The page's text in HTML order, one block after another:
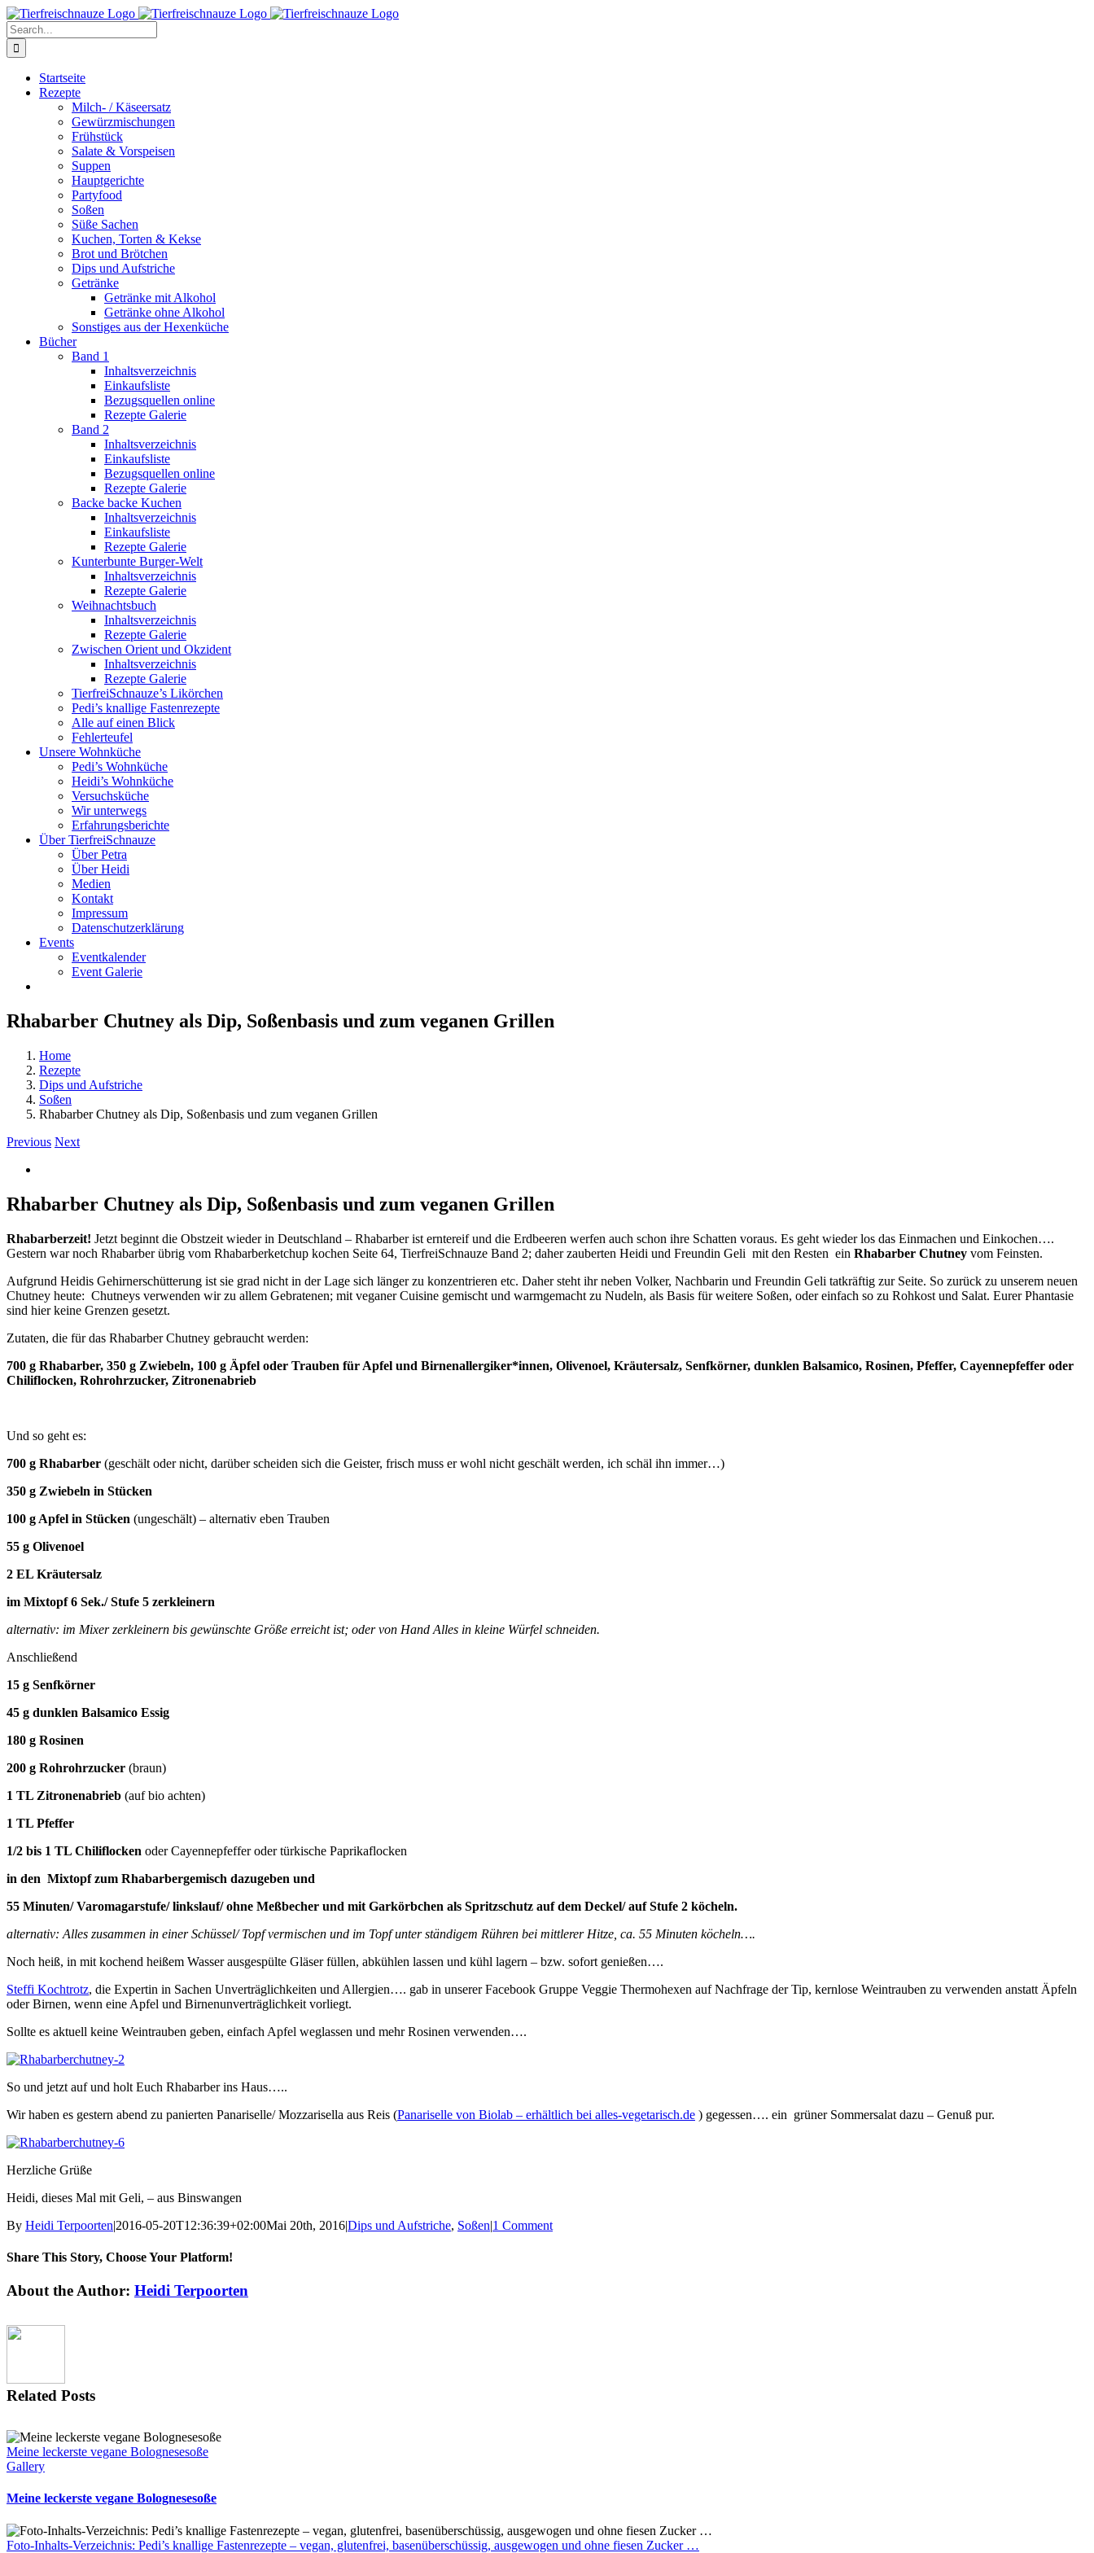
Skip
to
content
Facebook
YouTube
X
Pinterest
Instagram
Search
for:
Startseite
Rezepte
Milch- / Käseersatz
Gewürzmischungen
Frühstück
Salate & Vorspeisen
Suppen
Hauptgerichte
Partyfood
Soßen
Süße Sachen
Kuchen, Torten & Kekse
Brot und Brötchen
Dips und Aufstriche
Getränke
Getränke mit Alkohol
Getränke ohne Alkohol
Sonstiges aus der Hexenküche
Bücher
Band 1
Inhaltsverzeichnis
Einkaufsliste
Bezugsquellen online
Rezepte Galerie
Band 2
Inhaltsverzeichnis
Einkaufsliste
Bezugsquellen online
Rezepte Galerie
Backe backe Kuchen
Inhaltsverzeichnis
Einkaufsliste
Rezepte Galerie
Kunterbunte Burger-Welt
Inhaltsverzeichnis
Rezepte Galerie
Weihnachtsbuch
Inhaltsverzeichnis
Rezepte Galerie
Zwischen Orient und Okzident
Inhaltsverzeichnis
Rezepte Galerie
TierfreiSchnauze’s Likörchen
Pedi’s knallige Fastenrezepte
Alle auf einen Blick
Fehlerteufel
Unsere Wohnküche
Pedi’s Wohnküche
Heidi’s Wohnküche
Versuchsküche
Wir unterwegs
Erfahrungsberichte
Über TierfreiSchnauze
Über Petra
Über Heidi
Medien
Kontakt
Impressum
Datenschutzerklärung
Events
Eventkalender
Event Galerie
Rhabarber Chutney als Dip, Soßenbasis und zum veganen Grillen
Home
Rezepte
Dips und Aufstriche
Soßen
Rhabarber Chutney als Dip, Soßenbasis und zum veganen Grillen
Previous Next
Image
Rhabarber Chutney als Dip, Soßenbasis und zum veganen Grillen
Rhabarberzeit! Jetzt beginnt die Obstzeit wieder in Deutschland – Rhabarber ist erntereif und die Erdbeeren werfen auch schon ihre Schatten voraus. Es geht wieder los das Einmachen und Einkochen….
Gestern war noch Rhabarber übrig vom Rhabarberketchup kochen Seite 64, TierfreiSchnauze Band 2; daher zauberten Heidi und Freundin Geli mit den Resten ein Rhabarber Chutney vom Feinsten.
Aufgrund Heidis Gehirnerschütterung ist sie grad nicht in der Lage sich länger zu konzentrieren etc. Daher steht ihr neben Volker, Nachbarin und Freundin Geli tatkräftig zur Seite. So zurück zu unserem neuen
Chutney heute: Chutneys verwenden wir zu allem Gebratenen; mit veganer Cuisine gemischt und warmgemacht zu Nudeln, als Basis für weitere Soßen, oder einfach so zu Rohkost und Salat. Eurer Phantasie
sind hier keine Grenzen gesetzt.
Zutaten, die für das Rhabarber Chutney gebraucht werden:
700 g Rhabarber, 350 g Zwiebeln, 100 g Äpfel oder Trauben für Apfel und Birnenallergiker*innen, Olivenoel, Kräutersalz, Senfkörner, dunklen Balsamico, Rosinen, Pfeffer, Cayennepfeffer oder
Chiliflocken, Rohrohrzucker, Zitronenabrieb
Und so geht es:
700 g Rhabarber (geschält oder nicht, darüber scheiden sich die Geister, frisch muss er wohl nicht geschält werden, ich schäl ihn immer…)
350 g Zwiebeln in Stücken
100 g Apfel in Stücken (ungeschält) – alternativ eben Trauben
55 g Olivenoel
2 EL Kräutersalz
im Mixtopf 6 Sek./ Stufe 5 zerkleinern
alternativ: im Mixer zerkleinern bis gewünschte Größe erreicht ist; oder von Hand Alles in kleine Würfel schneiden.
Anschließend
15 g Senfkörner
45 g dunklen Balsamico Essig
180 g Rosinen
200 g Rohrohrzucker (braun)
1 TL Zitronenabrieb (auf bio achten)
1 TL Pfeffer
1/2 bis 1 TL Chiliflocken oder Cayennepfeffer oder türkische Paprikaflocken
in den Mixtopf zum Rhabarbergemisch dazugeben und
55 Minuten/ Varomagarstufe/ linkslauf/ ohne Meßbecher und mit Garkörbchen als Spritzschutz auf dem Deckel/ auf Stufe 2 köcheln.
alternativ: Alles zusammen in einer Schüssel/ Topf vermischen und im Topf unter ständigem Rühren bei mittlerer Hitze, ca. 55 Minuten köcheln….
Noch heiß, in mit kochend heißem Wasser ausgespülte Gläser füllen, abkühlen lassen und kühl lagern – bzw. sofort genießen….
Steffi Kochtrotz, die Expertin in Sachen Unverträglichkeiten und Allergien…. gab in unserer Facebook Gruppe Veggie Thermohexen auf Nachfrage der Tip, kernlose Weintrauben zu verwenden anstatt Äpfeln
oder Birnen, wenn eine Apfel und Birnenunverträglichkeit vorliegt.
Sollte es aktuell keine Weintrauben geben, einfach Apfel weglassen und mehr Rosinen verwenden….
So und jetzt auf und holt Euch Rhabarber ins Haus…..
Wir haben es gestern abend zu panierten Panariselle/ Mozzarisella aus Reis (Panariselle von Biolab – erhältlich bei alles-vegetarisch.de ) gegessen…. ein grüner Sommersalat dazu – Genuß pur.
Herzliche Grüße
Heidi, dieses Mal mit Geli, – aus Binswangen
By Heidi Terpoorten|2016-05-20T12:36:39+02:00Mai 20th, 2016|Dips und Aufstriche, Soßen|1 Comment
Share This Story, Choose Your Platform!
Facebook
X
Reddit
LinkedIn
Tumblr
Pinterest
Vk
Email
About the Author: Heidi Terpoorten
Related Posts
Meine leckerste vegane Bolognesesoße
Gallery
Meine leckerste vegane Bolognesesoße
Foto-Inhalts-Verzeichnis: Pedi’s knallige Fastenrezepte – vegan, glutenfrei, basenüberschüssig, ausgewogen und ohne fiesen Zucker …